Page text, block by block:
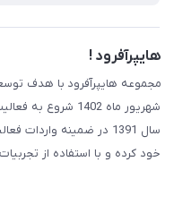
هایپرآفرود !
مجموعه هایپرآفرود با هدف
شهریور ماه 1402
سال 1391 در ضمینه
خود کرده و با استفاده از